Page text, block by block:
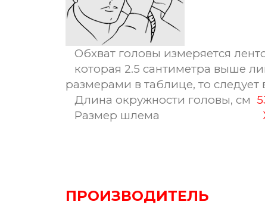
Обхват головы измеряется
которая 2.5 сантиметра выше
размерами в таблице, то
Длина окружности головы, см
Размер шлема
ПРОИЗВОДИТЕЛЬ